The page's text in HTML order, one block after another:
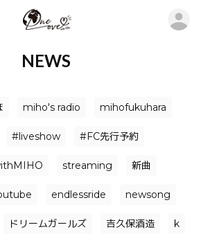
NEWS
miho's radio mihofukuhara
#liveshow #FC先行予約
streaming 新曲
endlessride newsong
ドリームガールズ 吉久保酒造 k